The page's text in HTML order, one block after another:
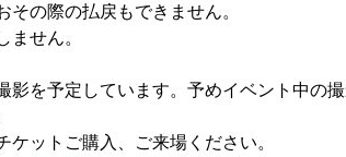
の際の払戻もできません。
せん。
を予定しています。予めイベント中の
ットご購入、ご来場ください。